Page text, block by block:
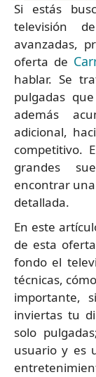
Si estás
televisión
avanzadas,
oferta de
hablar. Se
pulgadas
además
adicional,
competitivo.
grandes
encontrar
detallada.
En este
de esta
fondo el
técnicas,
importante,
inviertas tu
solo
usuario y es